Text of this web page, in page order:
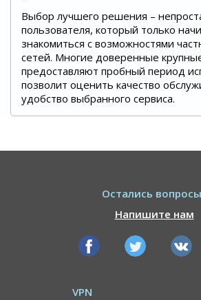
Выбор лучшего решения –
пользователя, который только
знакомиться с возможностями
сетей. Многие доверенные
предоставляют пробный период
позволит оценить качество
удобство выбранного сервиса.
Остались
Напишите нам
VPN